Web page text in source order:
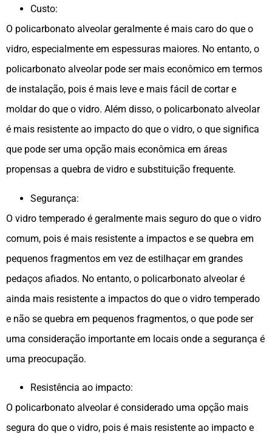
Custo:
O policarbonato alveolar geralmente é mais caro do que o
vidro, especialmente em espessuras maiores. No entanto, o
policarbonato alveolar pode ser mais econômico em termos
de instalação, pois é mais leve e mais fácil de cortar e
moldar do que o vidro. Além disso, o policarbonato alveolar
é mais resistente ao impacto do que o vidro, o que significa
que pode ser uma opção mais econômica em áreas
propensas a quebra de vidro e substituição frequente.
Segurança:
O vidro temperado é geralmente mais seguro do que o vidro
comum, pois é mais resistente a impactos e se quebra em
pequenos fragmentos em vez de estilhaçar em grandes
pedaços afiados. No entanto, o policarbonato alveolar é
ainda mais resistente a impactos do que o vidro temperado
e não se quebra em pequenos fragmentos, o que pode ser
uma consideração importante em locais onde a segurança é
uma preocupação.
Resistência ao impacto:
O policarbonato alveolar é considerado uma opção mais
segura do que o vidro, pois é mais resistente ao impacto e